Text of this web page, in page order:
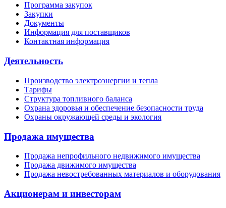
Программа закупок
Закупки
Документы
Информация для поставщиков
Контактная информация
Деятельность
Производство электроэнергии и тепла
Тарифы
Структура топливного баланса
Охрана здоровья и обеспечение безопасности труда
Охраны окружающей среды и экология
Продажа имущества
Продажа непрофильного недвижимого имущества
Продажа движимого имущества
Продажа невостребованных материалов и оборудования
Акционерам и инвесторам